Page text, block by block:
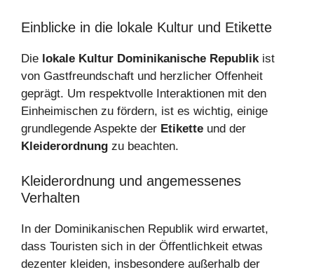
Einblicke in die lokale Kultur und Etikette
Die lokale Kultur Dominikanische Republik ist
von Gastfreundschaft und herzlicher Offenheit
geprägt. Um respektvolle Interaktionen mit den
Einheimischen zu fördern, ist es wichtig, einige
grundlegende Aspekte der Etikette und der
Kleiderordnung zu beachten.
Kleiderordnung und angemessenes
Verhalten
In der Dominikanischen Republik wird erwartet,
dass Touristen sich in der Öffentlichkeit etwas
dezenter kleiden, insbesondere außerhalb der